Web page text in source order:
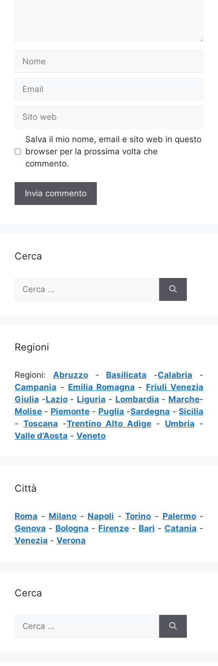
web
Salva il mio nome, email e sito web in questo
browser per la prossima volta che
commento.
Cerca
Ricerca
Regioni
Regioni: Abruzzo- Basilicata -Calabria -
Campania - Emilia Romagna - Friuli Venezia
Giulia -Lazio- Liguria - Lombardia - Marche-
Molise - Piemonte - Puglia -Sardegna - Sicilia
- Toscana -Trentino Alto Adige - Umbria -
Valle d’Aosta - Veneto
Città
Roma - Milano - Napoli -Torino - Palermo-
Genova - Bologna - Firenze - Bari - Catania -
Venezia - Verona
Cerca
Ricerca